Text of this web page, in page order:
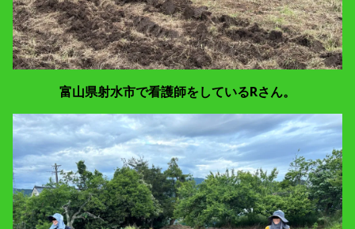
富山県射水市で看護師をしているRさん。